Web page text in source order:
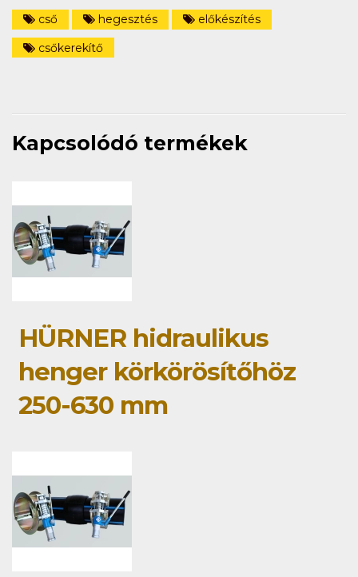
cső hegesztés
előkészítés
csőkerekítő
Kapcsolódó termékek
HÜRNER hidraulikus
henger körkörösítőhöz
250-630 mm